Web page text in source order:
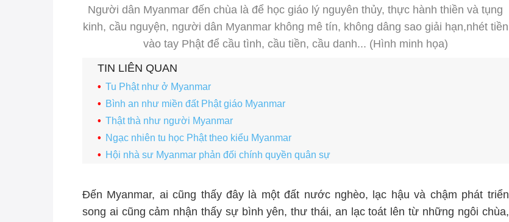
Người dân Myanmar đến chùa là để học giáo lý nguyên thủy, thực hành thiền và tụng
kinh, cầu nguyện, người dân Myanmar không mê tín, không dâng sao giải hạn,nhét tiền
vào tay Phật để cầu tình, cầu tiền, cầu danh... (Hình minh họa)
TIN LIÊN QUAN
Tu Phật như ở Myanmar
Bình an như miền đất Phật giáo Myanmar
Thật thà như người Myanmar
Ngạc nhiên tu học Phật theo kiểu Myanmar
Hội nhà sư Myanmar phản đối chính quyền quân sự
Đến Myanmar, ai cũng thấy đây là một đất nước nghèo, lạc hậu và chậm phát triển
song ai cũng cảm nhận thấy sự bình yên, thư thái, an lạc toát lên từ những ngôi chùa,